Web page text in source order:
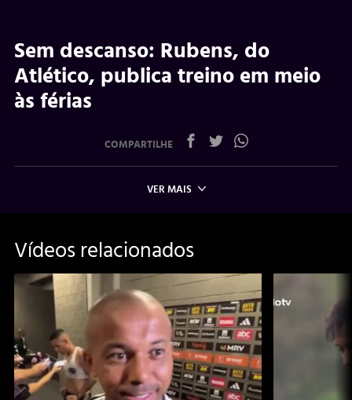
Sem descanso: Rubens, do
Atlético, publica treino em meio
às férias
COMPARTILHE
VER MAIS
Vídeos relacionados